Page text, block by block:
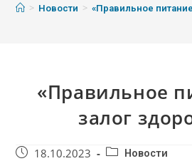
> Новости > «Правильное
«Правильное
залог
18.10.2023 Новости